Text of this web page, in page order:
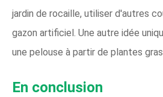
jardin de rocaille, utiliser d'autres
gazon artificiel. Une autre idée
une pelouse à partir de plantes
En conclusion